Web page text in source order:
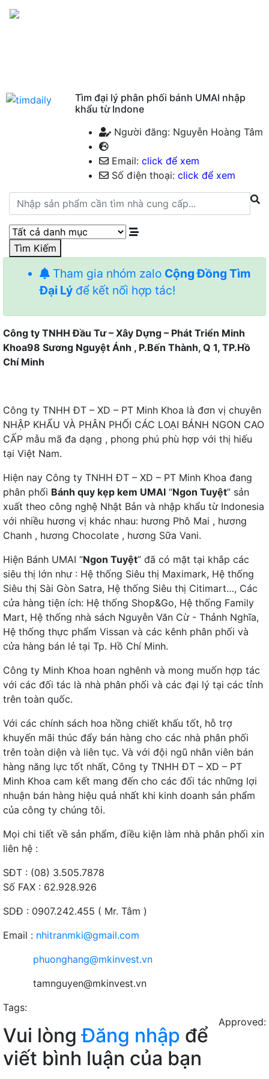
Tìm đại lý phân phối bánh UMAI nhập
khẩu từ Indone
Người đăng: Nguyễn Hoàng Tâm
Email: click để xem
Số điện thoại: click để xem
Tìm Kiếm
Tham gia nhóm zalo Cộng Đồng Tìm
Đại Lý để kết nối hợp tác!
Công ty TNHH Đầu Tư – Xây Dựng – Phát Triển Minh
Khoa98 Sương Nguyệt Ánh , P.Bến Thành, Q 1, TP.Hồ
Chí Minh
Công ty TNHH ĐT – XD – PT Minh Khoa là đơn vị chuyên
NHẬP KHẨU VÀ PHÂN PHỐI CÁC LOẠI BÁNH NGON CAO
CẤP mẫu mã đa dạng , phong phú phù hợp với thị hiếu
tại Việt Nam.
Hiện nay Công ty TNHH ĐT – XD – PT Minh Khoa đang
phân phối Bánh quy kẹp kem UMAI “Ngon Tuyệt” sản
xuất theo công nghệ Nhật Bản và nhập khẩu từ Indonesia
với nhiều hương vị khác nhau: hương Phô Mai , hương
Chanh , hương Chocolate , hương Sữa Vani.
Hiện Bánh UMAI “Ngon Tuyệt” đã có mặt tại khắp các
siêu thị lớn như : Hệ thống Siêu thị Maximark, Hệ thống
Siêu thị Sài Gòn Satra, Hệ thống Siêu thị Citimart…, Các
cửa hàng tiện ích: Hệ thống Shop&Go, Hệ thống Family
Mart, Hệ thống nhà sách Nguyễn Văn Cừ - Thảnh Nghĩa,
Hệ thống thực phẩm Vissan và các kênh phân phối và
cửa hàng bán lẻ tại Tp. Hồ Chí Minh.
Công ty Minh Khoa hoan nghênh và mong muốn hợp tác
với các đối tác là nhà phân phối và các đại lý tại các tỉnh
trên toàn quốc.
Với các chính sách hoa hồng chiết khấu tốt, hỗ trợ
khuyến mãi thúc đẩy bán hàng cho các nhà phân phối
trên toàn diện và liên tục. Và với đội ngũ nhân viên bán
hàng năng lực tốt nhất, Công ty TNHH ĐT – XD – PT
Minh Khoa cam kết mang đến cho các đối tác những lợi
nhuận bán hàng hiệu quả nhất khi kinh doanh sản phẩm
của công ty chúng tôi.
Mọi chi tiết về sản phẩm, điều kiện làm nhà phân phối xin
liên hệ :
SĐT : (08) 3.505.7878
Số FAX : 62.928.926
SDĐ : 0907.242.455 ( Mr. Tâm )
Email : nhitranmki@gmail.com
phuonghang@mkinvest.vn
tamnguyen@mkinvest.vn
Tags:
Approved:
Vui lòngĐăng nhập để
viết bình luận của bạn